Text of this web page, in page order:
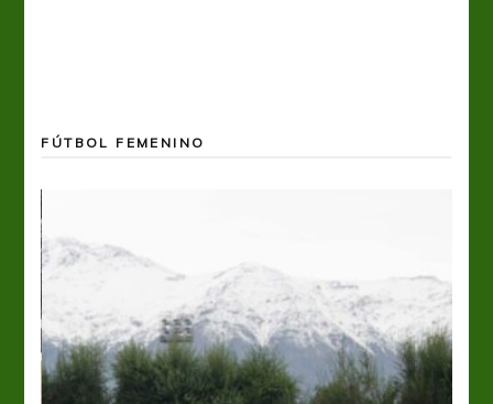
FÚTBOL FEMENINO